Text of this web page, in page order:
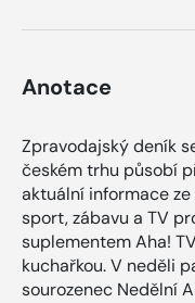
Anotace
Zpravodajský deník
českém trhu působí
aktuální informace
sport, zábavu a TV
suplementem Aha!
kuchařkou. V neděli
sourozenec Nedělní